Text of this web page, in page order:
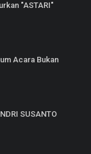
"ASTARI"
Acara Bukan
SUSANTO